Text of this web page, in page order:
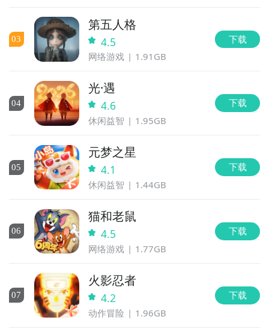
03
第五人格
4.5
网络游戏 1.91GB
下载
04
光·遇
4.6
休闲益智 1.95GB
下载
05
元梦之星
4.1
休闲益智 1.44GB
下载
06
猫和老鼠
4.5
网络游戏 1.77GB
下载
07
火影忍者
4.2
动作冒险 1.96GB
下载